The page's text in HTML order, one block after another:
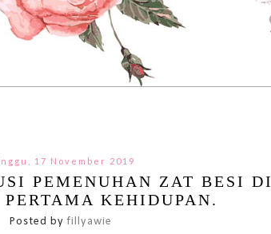
17 November 2019
PEMENUHAN ZAT BESI DI
KEHIDUPAN.
Posted byfillyawie